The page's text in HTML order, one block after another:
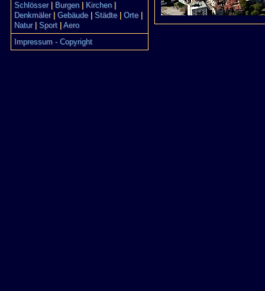
Schlösser| Burgen| Kirchen|
Denkmäler| Gebäude| Städte| Orte|
Natur| Sport
Aero
Impressum - Copyright